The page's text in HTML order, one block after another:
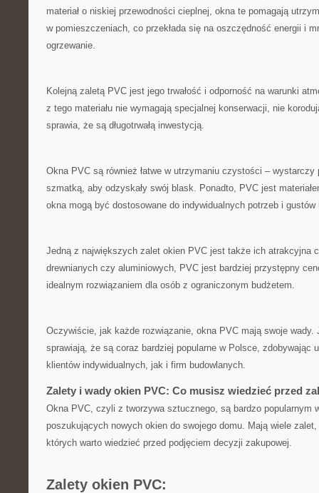
materiał o niskiej przewodności ‌cieplnej,‍ okna te‌ pomagają
⁤w pomieszczeniach, co przekłada ‌się na​ oszczędność energii ⁢i
ogrzewanie.
Kolejną zaletą PVC‌ jest jego trwałość i odporność na warunki
‌z tego‌ materiału nie‌ wymagają specjalnej konserwacji, nie
sprawia, że ⁣są ​długotrwałą inwestycją.
Okna ‍PVC są również ‌łatwe w utrzymaniu czystości – wystarczy
szmatką, ​aby odzyskały swój blask. Ponadto, PVC jest
okna mogą być ​dostosowane ‌do indywidualnych potrzeb i‍ gustów
Jedną z ⁤największych⁣ zalet okien ‍PVC ​jest​ także ich atrakcyjna
drewnianych czy aluminiowych, PVC jest‌ bardziej⁤ przystępny
idealnym rozwiązaniem dla osób⁣ z‌ ograniczonym budżetem.
Oczywiście, jak⁢ każde⁣ rozwiązanie, okna‌ PVC ⁤mają⁤ swoje​
sprawiają, że są ‌coraz bardziej popularne w Polsce, zdobywając‍
klientów indywidualnych, jak i firm budowlanych.
Zalety i wady okien ⁤PVC:​ Co musisz wiedzieć przed​
Okna PVC, czyli z tworzywa sztucznego,‌ są bardzo‌ popularnym
poszukujących ⁢nowych okien do swojego domu. Mają ⁤wiele
‌których warto wiedzieć przed podjęciem decyzji ⁤zakupowej.
Zalety okien PVC: